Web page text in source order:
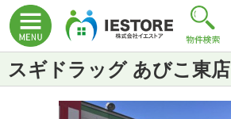
スギドラッグ あびこ東店